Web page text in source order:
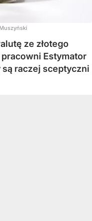
ze złotego
Estymator
są raczej sceptyczni